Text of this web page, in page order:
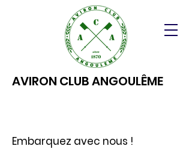
AVIRON CLUB ANGOULÊME
Embarquez avec nous !